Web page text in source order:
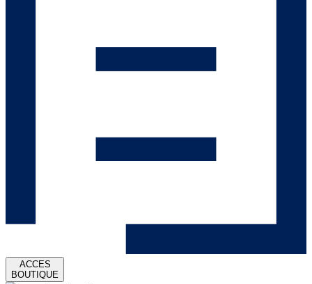
ACCES
BOUTIQUE